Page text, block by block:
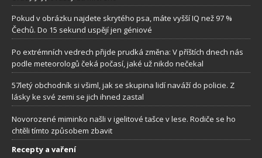
Pokud v obrázku najdete skrytého psa, máte vyšší IQ než 97 %
Čechů. Do 15 sekund uspějí jen géniové
Po extrémních vedrech přijde prudká změna: V příštích dnech nás
podle meteorologů čeká počasí, jaké už nikdo nečekal
57letý obchodník si všiml, jak se skupina lidí naváží do policie. Z
lásky ke své zemi se jich ihned zastal
Novorozené miminko našli v igelitové tašce v lese. Rodiče se ho
chtěli tímto způsobem zbavit
Recepty a vaření